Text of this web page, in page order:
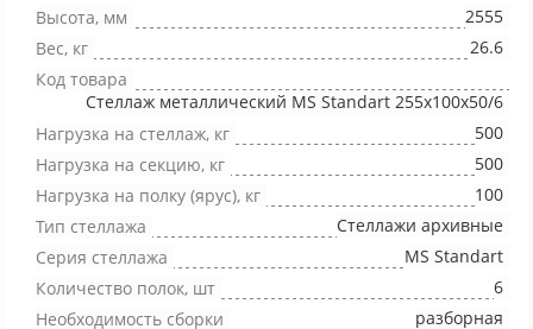
Высота, мм
2555
Вес, кг
26.6
Код товара
Стеллаж металлический MS Standart 255х100х50/6
Нагрузка на стеллаж, кг
500
Нагрузка на секцию, кг
500
Нагрузка на полку (ярус), кг
100
Тип стеллажа
Стеллажи архивные
Серия стеллажа
MS Standart
Количество полок, шт
6
Необходимость сборки
разборная